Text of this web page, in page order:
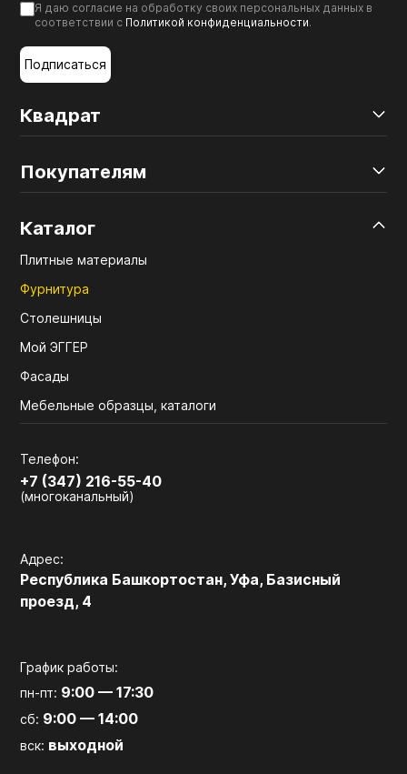
Квадрат
Покупателям
Каталог
Плитные материалы
Фурнитура
Столешницы
Мой ЭГГЕР
Фасады
Мебельные образцы, каталоги
Телефон:
+7 (347) 216-55-40
(многоканальный)
Адрес:
Республика Башкортостан, Уфа, Базисный
проезд, 4
График работы:
пн-пт: 9:00 — 17:30
сб: 9:00 — 14:00
вск: выходной
Я даю согласие на обработку своих персональных данных в
соответствии с Политикой конфиденциальности.
Подписаться